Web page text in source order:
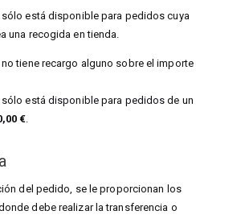
está disponible para pedidos cuya
una recogida en tienda.
tiene recargo alguno sobre el importe
está disponible para pedidos de un
€.
del pedido, se le proporcionan los
debe realizar la transferencia o